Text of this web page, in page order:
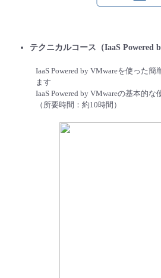
テクニカルコース（IaaS Powered
IaaS Powered by VMwareを使った
ます
IaaS Powered by VMwareの基本的
（所要時間：約10時間）